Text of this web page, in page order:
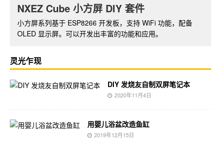
NXEZ Cube 小方屏 DIY 套件
小方屏系列基于 ESP8266 开发板，支持 WiFi 功能，配备
OLED 显示屏。可以开发出丰富的功能和应用。
树莓派摄像头套件
基于树莓派 ZERO W，带红外夜视功能的摄像头套件。通过
软件可实现视频的实时监控和无线传输。
灵光乍现
DIY 发烧友自制双屏笔记本
2020年11月4日
用婴儿浴盆改造鱼缸
2019年12月15日